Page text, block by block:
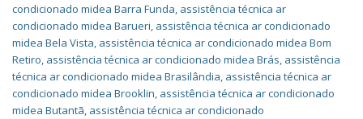
condicionado midea Barra Funda, assistência técnica ar
condicionado midea Barueri, assistência técnica ar condicionado
midea Bela Vista, assistência técnica ar condicionado midea Bom
Retiro, assistência técnica ar condicionado midea Brás, assistência
técnica ar condicionado midea Brasilândia, assistência técnica ar
condicionado midea Brooklin, assistência técnica ar condicionado
midea Butantã, assistência técnica ar condicionado